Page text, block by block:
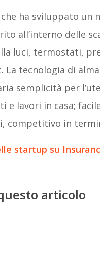
ha sviluppato un
all’interno delle
luci, termostati,
tecnologia di
semplicità per
e lavori in casa;
competitivo in
startup su
articolo